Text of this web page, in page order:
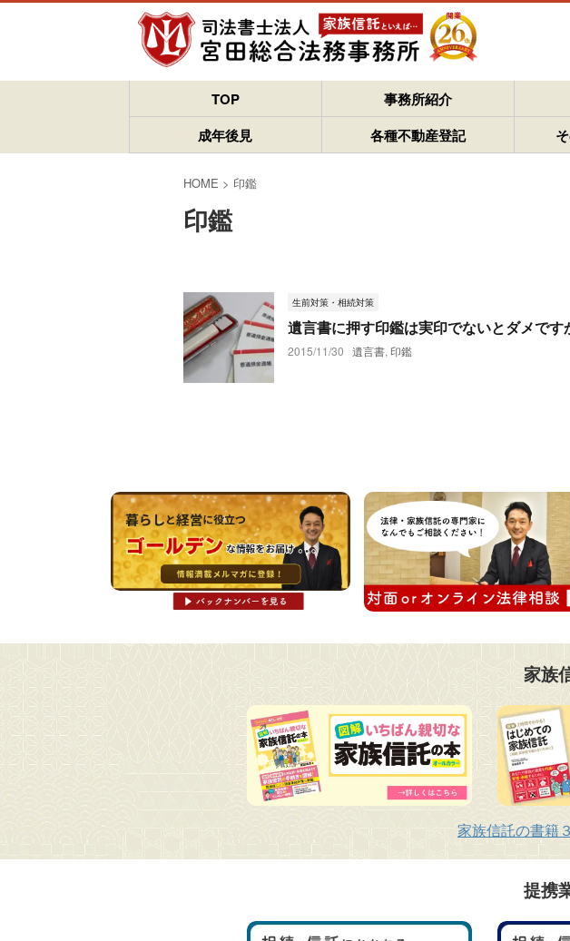
TOP 事務所紹介
成年後見
各種不動産登記
HOME > 印鑑
印鑑
生前対策・相続対策
遺言書に押す印鑑は実印でないとダメです
2015/11/30 遺言書, 印鑑
家族
家族信託の書籍
提携